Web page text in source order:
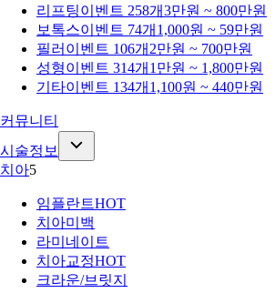
리프팅이벤트 258개3만원 ~ 800만원
보톡스이벤트 74개 1,000원 ~ 59만원
필러 이벤트 106개 2만원 ~ 700만원
성형이벤트 314개 1만원 ~ 1,800만원
기타이벤트 134개 1,100원 ~ 440만원
커뮤니티
시술정보
치아5
임플란트HOT
치아미백
라미네이트
치아교정HOT
크라운/브릿지